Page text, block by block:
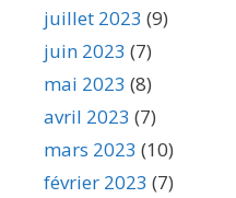
juillet 2023 (9)
juin 2023 (7)
mai 2023 (8)
avril 2023 (7)
mars 2023 (10)
février 2023 (7)